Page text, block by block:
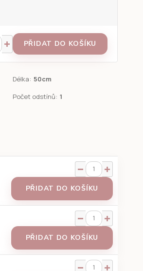
PŘIDAT DO KOŠÍKU
Délka: 50cm
Počet odstínů: 1
PŘIDAT DO KOŠÍKU
PŘIDAT DO KOŠÍKU